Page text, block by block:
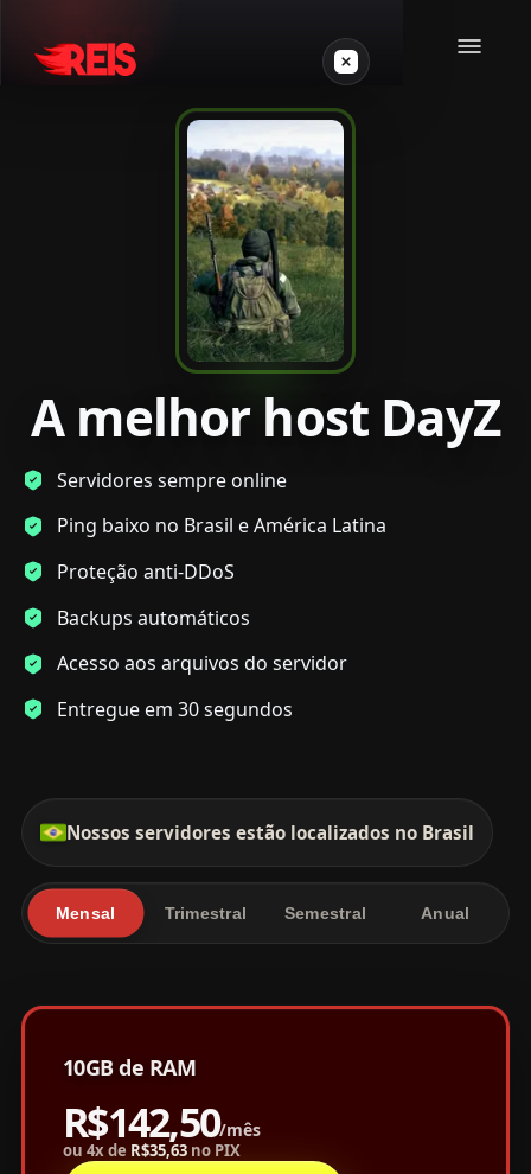
Outros jogos
Crie seu servidor
A melhor host DayZ
Servidores sempre online
Ping baixo no Brasil e América Latina
Proteção anti-DDoS
Backups automáticos
Acesso aos arquivos do servidor
Entregue em 30 segundos
Planos de hospedagem DayZ
Nossos servidores estão localizados no Brasil
Mensal Trimestral Semestral Anual
10GB de RAM
R$142,50/mês
ou 4x de R$35,63no PIX